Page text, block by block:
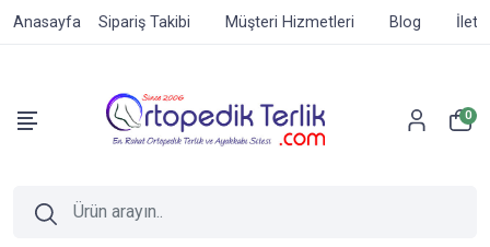
Anasayfa Sipariş Takibi Müşteri Hizmetleri Blog
0